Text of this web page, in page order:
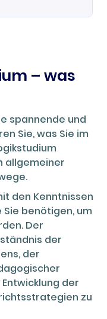
und
Für
dass unsere
zufrieden sind
zu
dass
Ihre
zu
Ihnen
mit dem
– was
spannende und
Sie, was Sie im
allgemeiner
den Kenntnissen
benötigen, um
Der
der
der
der
zu